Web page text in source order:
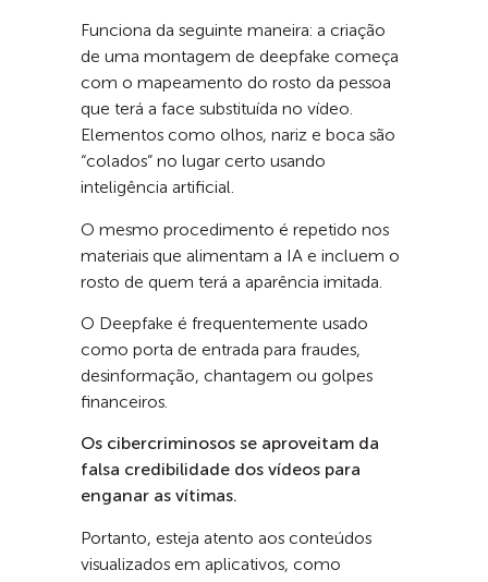
Funciona da seguinte maneira: a criação
de uma montagem de deepfake começa
com o mapeamento do rosto da pessoa
que terá a face substituída no vídeo.
Elementos como olhos, nariz e boca são
“colados” no lugar certo usando
inteligência artificial.
O mesmo procedimento é repetido nos
materiais que alimentam a IA e incluem o
rosto de quem terá a aparência imitada.
O Deepfake é frequentemente usado
como porta de entrada para fraudes,
desinformação, chantagem ou golpes
financeiros.
Os cibercriminosos se aproveitam da
falsa credibilidade dos vídeos para
enganar as vítimas.
Portanto, esteja atento aos conteúdos
visualizados em aplicativos, como